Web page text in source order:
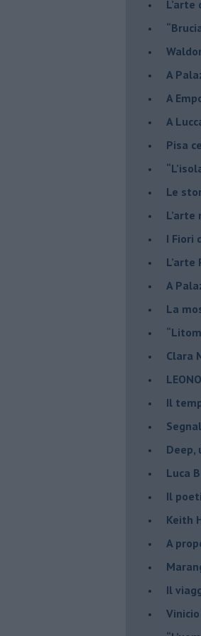
​A
​A
A
Pisa
​Le
​I Fiori
​L’arte
​A
La
​Clara
Il
​Deep,
​Luca
​Il
​Keith
​A
​Il